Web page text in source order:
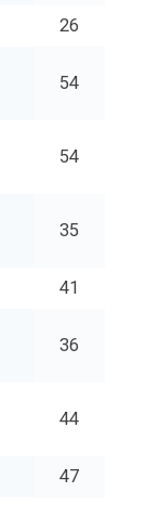
26
54
54
35
41
36
44
47